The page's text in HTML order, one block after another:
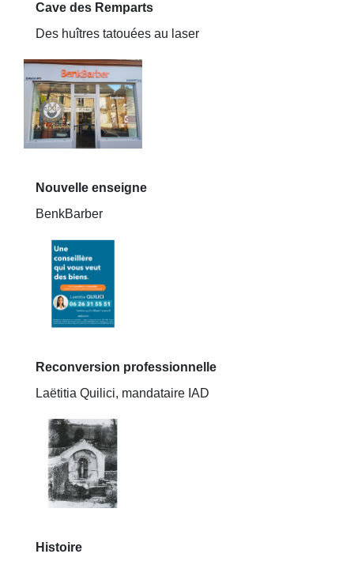
Cave des Remparts
Des huîtres tatouées au laser
Nouvelle enseigne
BenkBarber
Reconversion professionnelle
Laëtitia Quilici, mandataire IAD
Histoire